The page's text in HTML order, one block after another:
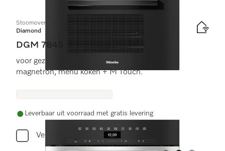
Stoomoven met magnetron en verswateraansluiting
Diamond
DGM 7845
voor gezond koken en snel opwarmen met
magnetron, menu koken + M Touch.
Leverbaar uit voorraad met gratis levering
Vergelijken